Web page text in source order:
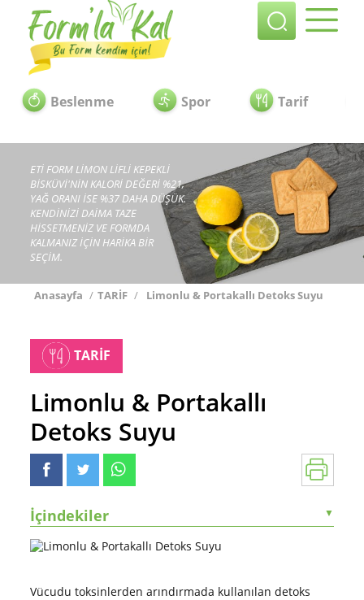
Beslenme Spor Tarif
ETİ FORM LİMON LİFLİ KEPEKLİ
BİSKÜVİ'NİN KALORİ DEĞERİ %21,
YAĞ ORANI İSE %37 DAHA DÜŞÜK.
KENDİNİZİ DAİMA TAZE
HİSSETMENİZ VE FORMDA
KALMANIZ İÇİN HARİKA BİR
SEÇİM.
Anasayfa / TARİF / Limonlu & Portakallı Detoks Suyu
TARİF
Limonlu & Portakallı
Detoks Suyu
İçindekiler ▼
Vücudu toksinlerden arındırmada kullanılan detoks